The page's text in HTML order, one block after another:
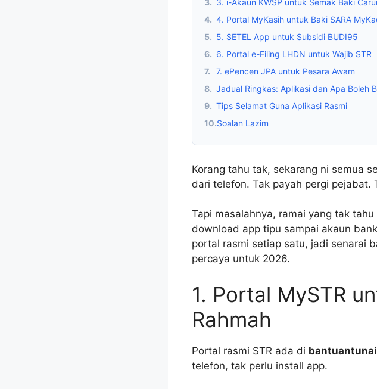
4. 4. Portal MyKasih untuk Baki SARA
5. 5. SETEL App untuk Subsidi BUDI95
6. 6. Portal e-Filing LHDN untuk Wajib STR
7.
7. ePencen JPA untuk Pesara Awam
8. Jadual Ringkas: Aplikasi dan Apa Boleh
9. Tips Selamat Guna Aplikasi Rasmi
10.Soalan Lazim
Korang tahu tak, sekarang ni semua
dari telefon. Tak payah pergi pejabat.
Tapi masalahnya, ramai yang tak
download app tipu sampai akaun
portal rasmi setiap satu, jadi senarai
percaya untuk 2026.
1. Portal MySTR
Rahmah
Portal rasmi STR ada di
telefon, tak perlu install app.